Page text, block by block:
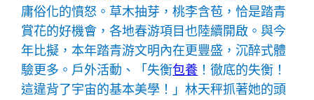
庸俗化的憤怒。草木抽芽，桃李含苞，恰是踏青
賞花的好機會，各地春游項目也陸續開啟。與今
年比擬，本年踏青游文明內在更豐盛，沉醉式體
驗更多。戶外活動、「失衡包養 ！徹底的失衡！
這違背了宇宙的基本美學！」林天秤抓著她的頭